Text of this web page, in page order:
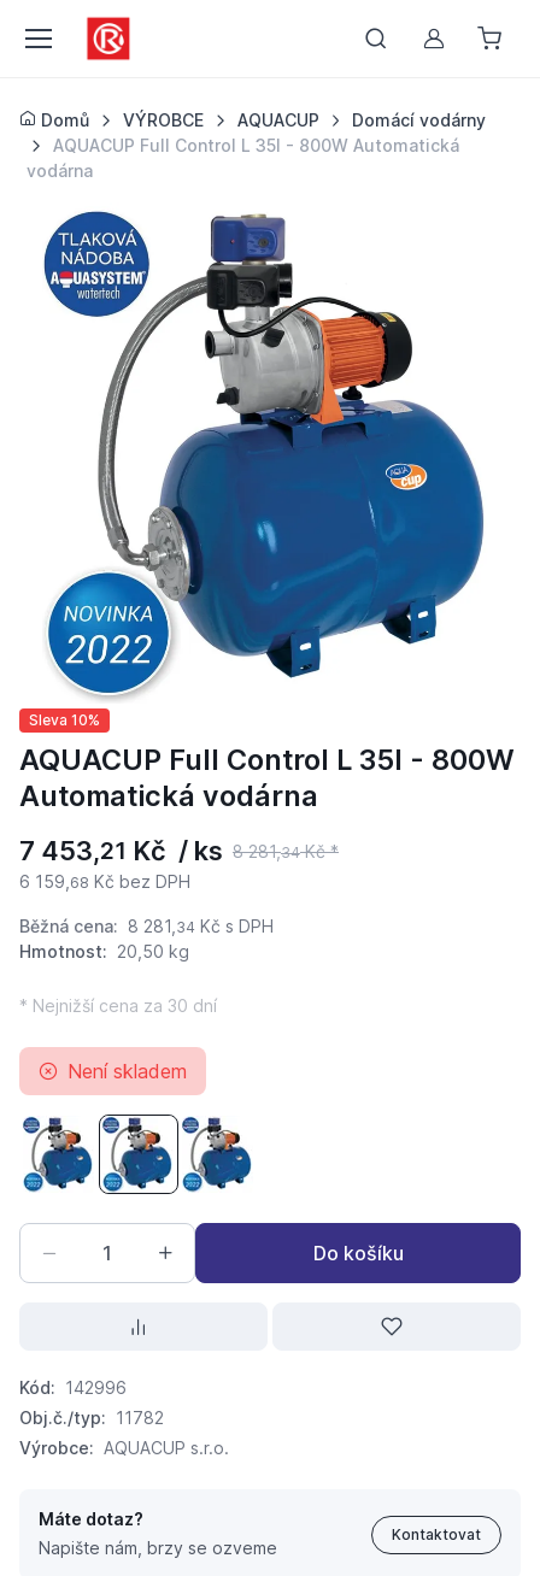
Můj účet
Domů VÝROBCE AQUACUP
Domácí vodárny
AQUACUP Full Control L 35l - 800W Automatická
vodárna
Sleva 10%
AQUACUP Full Control L 35l - 800W
Automatická vodárna
7 453,21 Kč / ks 8 281,34Kč *
6 159, 68 Kč bez DPH
Běžná cena: 8 281, 34 Kč s DPH
Hmotnost: 20,50 kg
* Nejnižší cena za 30 dní
Není skladem
AQUACUP Full Control L 24l - 800W Automatická vodárna
AQUACUP Full Control L 35l - 800W
AQUACUP Full Control L 50l - 800W
Do košíku
Kód: 142996
Obj.č./typ: 11782
Výrobce: AQUACUP s.r.o.
Máte dotaz?
Napište nám, brzy se ozveme
Kontaktovat